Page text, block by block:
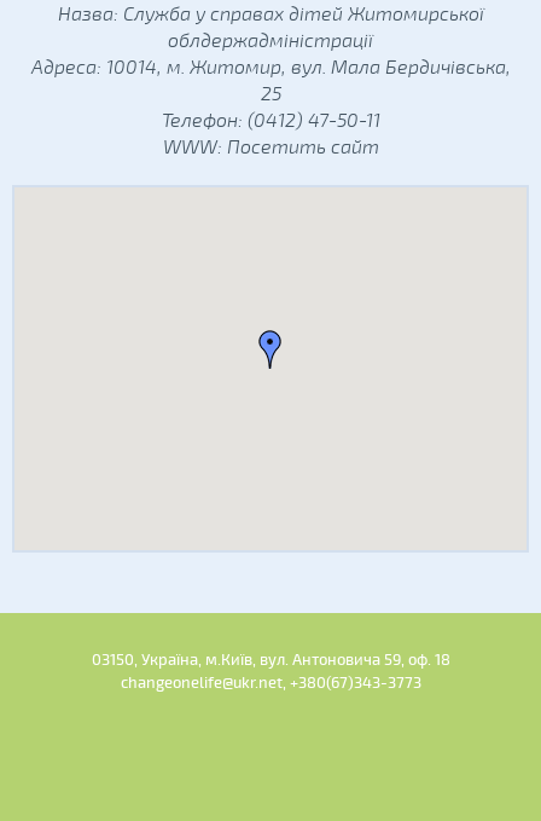
Назва: Служба у справах дітей Житомирської
облдержадміністрації
Адреса: 10014, м. Житомир, вул. Мала Бердичівська,
25
Телефон: (0412) 47-50-11
WWW: Посетить сайт
03150, Україна, м.Київ, вул. Антоновича 59, оф. 18
changeonelife@ukr.net, +380(67)343-3773